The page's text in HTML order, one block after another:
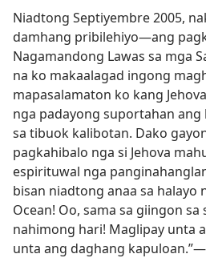
Niadtong Septiyembre 2005,
damhang pribilehiyo—ang
Nagamandong Lawas sa mga
na ko makaalagad ingong
mapasalamaton ko kang
nga padayong suportahan
sa tibuok kalibotan. Dako
pagkahibalo nga si Jehova
espirituwal nga
bisan niadtong anaa sa halayo
Ocean! Oo, sama sa giingon sa
nahimong hari! Maglipay unta
unta ang daghang kapuloan.”—